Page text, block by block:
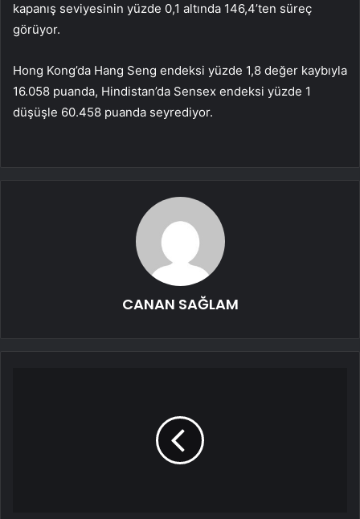
kapanış seviyesinin yüzde 0,1 altında 146,4’ten süreç
görüyor.
Hong Kong’da Hang Seng endeksi yüzde 1,8 değer kaybıyla
16.058 puanda, Hindistan’da Sensex endeksi yüzde 1
düşüşle 60.458 puanda seyrediyor.
CANAN SAĞLAM